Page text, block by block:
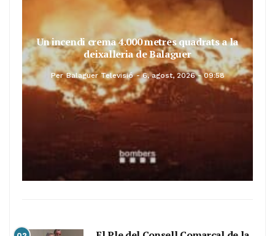
Un incendi crema 4.000 metres quadrats a la
deixalleria de Balaguer
Per Balaguer Televisió 6, agost, 2026 - 09:58